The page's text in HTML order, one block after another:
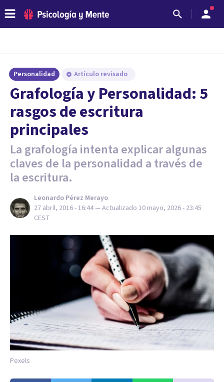
Personalidad Artículo revisado
Grafología y Personalidad: 5
rasgos de escritura
principales
La grafología intenta explicar algunas
claves de la personalidad a través de
la escritura.
Leonardo Pérez Merayo
27 abril, 2016 - 16:44— Actualizado 10 mayo, 2026 - 23:45
CEST
Pexels